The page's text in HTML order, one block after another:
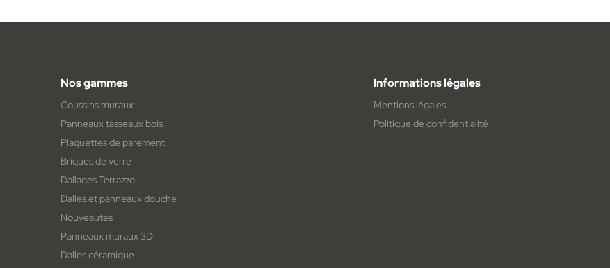
Nos gammes
Coussins muraux
Panneaux tasseaux bois
Plaquettes de parement
Briques de verre
Dallages Terrazzo
Dalles et panneaux douche
Nouveautés
Panneaux muraux 3D
Dalles céramique
Informations légales
Mentions légales
Politique de confidentialité